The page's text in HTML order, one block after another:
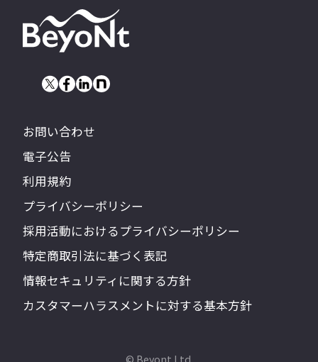
お問い合わせ
電子公告
利用規約
プライバシーポリシー
採用活動におけるプライバシーポリシー
特定商取引法に基づく表記
情報セキュリティに関する方針
カスタマーハラスメントに対する基本方針